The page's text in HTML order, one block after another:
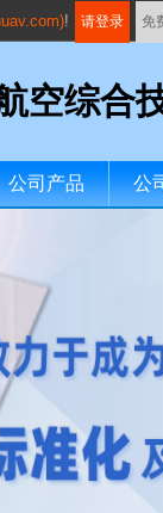
! 请登录 免
空综合
公司产品 公